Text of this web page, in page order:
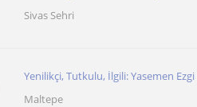
Sivas Sehri
Yenilikçi, Tutkulu, İlgili: Yasemen
Maltepe